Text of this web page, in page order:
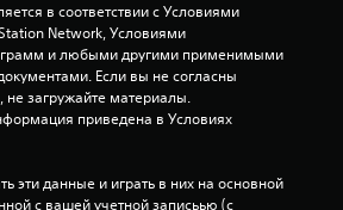
з
а
в соответствии с Условиями
Network, Условиями
и любыми другими применимыми
Если вы не согласны
не загружайте материалы.
приведена в Условиях
эти данные и играть в них на основной
с вашей учетной записьью (с